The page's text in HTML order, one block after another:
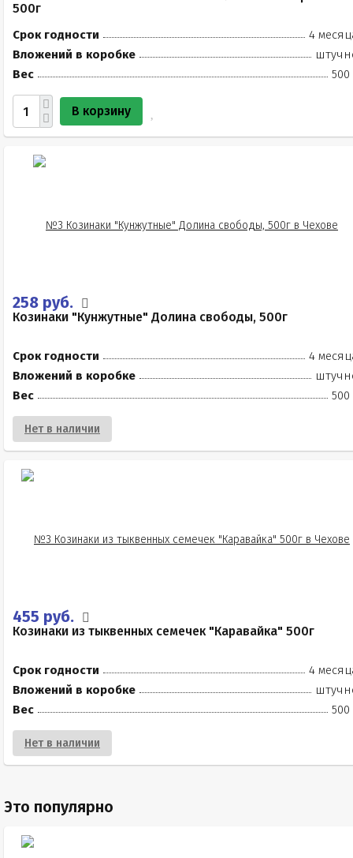
500г
Срок годности
4
Вложений в коробке
Вес
500
В корзину
258 руб.
Козинаки "Кунжутные" Долина свободы, 500г
Срок годности
4
Вложений в коробке
Вес
500
Нет в наличии
455 руб.
Козинаки из тыквенных семечек "Каравайка" 500г
Срок годности
4
Вложений в коробке
Вес
500
Нет в наличии
Это популярно